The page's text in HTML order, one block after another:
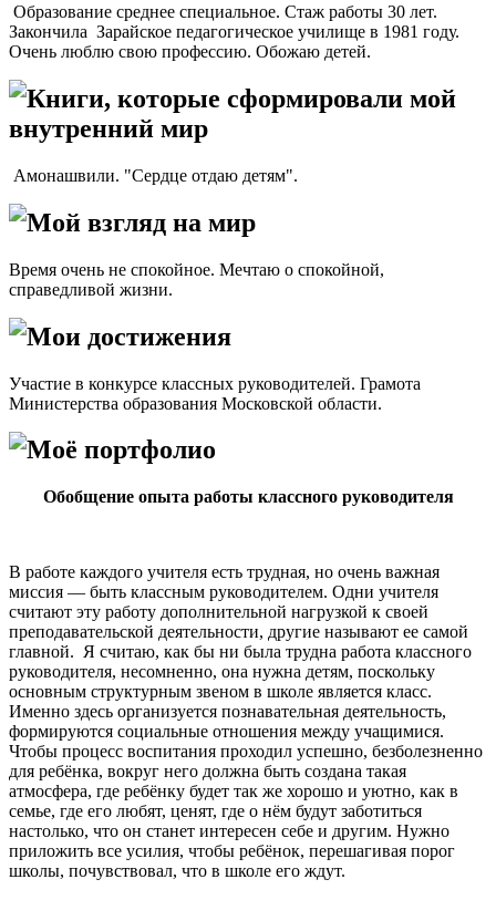
Образование среднее специальное. Стаж работы 30 лет.
Закончила Зарайское педагогическое училище в 1981 году.
Очень люблю свою профессию. Обожаю детей.
Книги, которые сформировали мой
внутренний мир
Амонашвили. "Сердце отдаю детям".
Мой взгляд на мир
Время очень не спокойное. Мечтаю о спокойной,
справедливой жизни.
Мои достижения
Участие в конкурсе классных руководителей. Грамота
Министерства образования Московской области.
Моё портфолио
Обобщение опыта работы классного руководителя
В работе каждого учителя есть трудная, но очень важная
миссия — быть классным руководителем. Одни учителя
считают эту работу дополнительной нагрузкой к своей
преподавательской деятельности, другие называют ее самой
главной. Я считаю, как бы ни была трудна работа классного
руководителя, несомненно, она нужна детям, поскольку
основным структурным звеном в школе является класс.
Именно здесь организуется познавательная деятельность,
формируются социальные отношения между учащимися.
Чтобы процесс воспитания проходил успешно, безболезненно
для ребёнка, вокруг него должна быть создана такая
атмосфера, где ребёнку будет так же хорошо и уютно, как в
семье, где его любят, ценят, где о нём будут заботиться
настолько, что он станет интересен себе и другим. Нужно
приложить все усилия, чтобы ребёнок, перешагивая порог
школы, почувствовал, что в школе его ждут.